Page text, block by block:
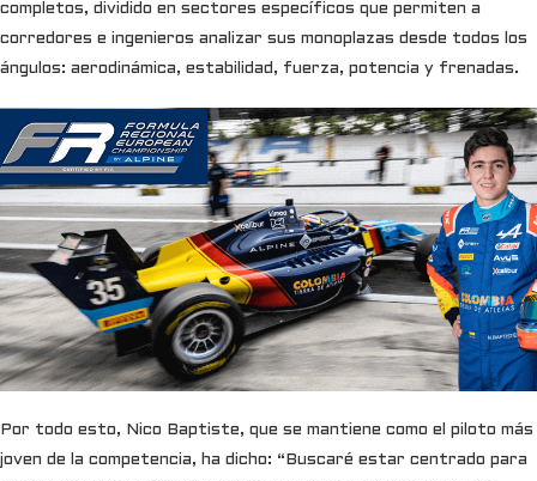
completos, dividido en sectores específicos que permiten a
corredores e ingenieros analizar sus monoplazas desde todos los
ángulos: aerodinámica, estabilidad, fuerza, potencia y frenadas.
Por todo esto, Nico Baptiste, que se mantiene como el piloto más
joven de la competencia, ha dicho: “Buscaré estar centrado para